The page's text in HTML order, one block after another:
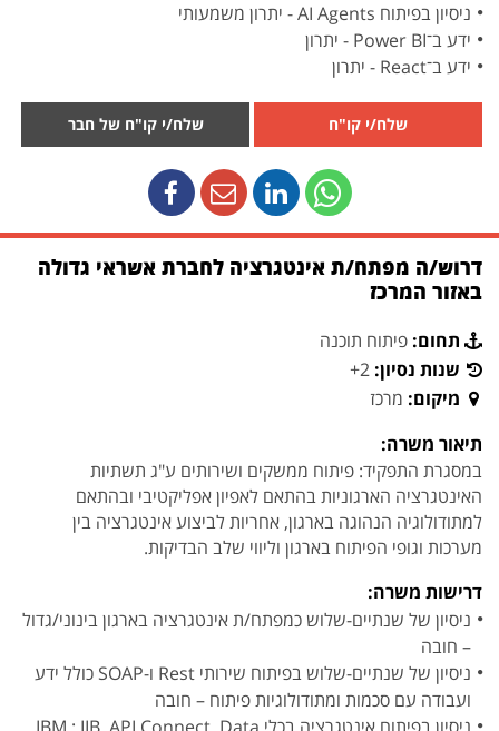
ניסיון בפיתוח AI Agents - יתרון משמעותי
ידע ב־Power BI - יתרון
ידע ב־React - יתרון
שלח/י קו"ח שלח/י קו"ח של חבר
דרוש/ה מפתח/ת אינטגרציה לחברת אשראי גדולה
באזור המרכז
תחום: פיתוח תוכנה
שנות נסיון: 2+
מיקום: מרכז
תיאור משרה:
במסגרת התפקיד: פיתוח ממשקים ושירותים ע"ג תשתיות
האינטגרציה הארגוניות בהתאם לאפיון אפליקטיבי ובהתאם
למתודולוגיה הנהוגה בארגון, אחריות לביצוע אינטגרציה בין
מערכות וגופי הפיתוח בארגון וליווי שלב הבדיקות.
דרישות משרה:
ניסיון של שנתיים-שלוש כמפתח/ת אינטגרציה בארגון בינוני/גדול
– חובה
ניסיון של שנתיים-שלוש בפיתוח שירותי Rest ו-SOAP כולל ידע
ועבודה עם סכמות ומתודולוגיות פיתוח – חובה